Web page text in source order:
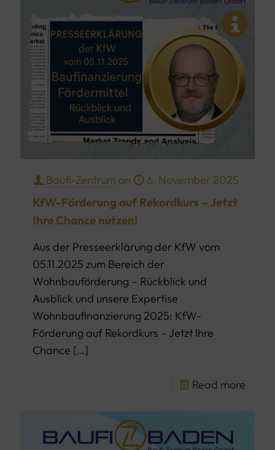
Baufi-Zentrum on 6. November 2025
KfW-Förderung auf Rekordkurs – Jetzt
Ihre Chance nutzen!
Aus der Presseerklärung der KfW vom
05.11.2025 zum Bereich der
Wohnbauförderung – Rückblick und
Ausblick und unsere Expertise
Wohnbaufinanzierung 2025: KfW-
Förderung auf Rekordkurs – Jetzt Ihre
Chance […]
Read more